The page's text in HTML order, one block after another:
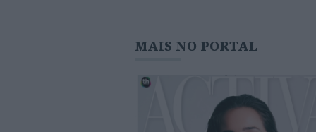
MAIS NO PORTAL